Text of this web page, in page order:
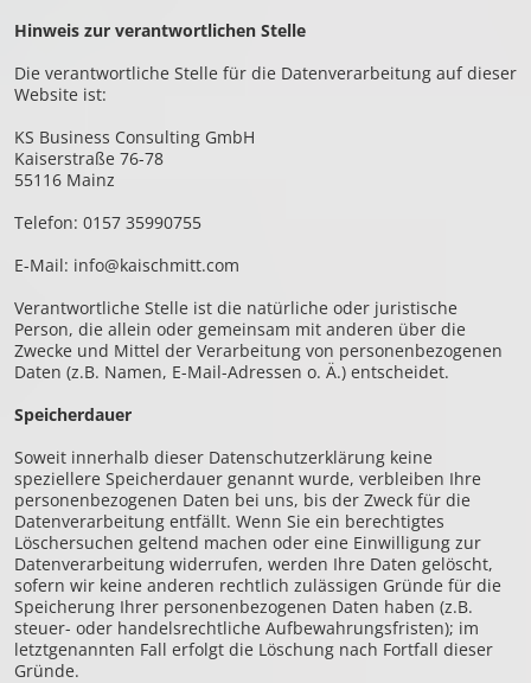
Hinweis zur verantwortlichen Stelle
Die verantwortliche Stelle für die Datenverarbeitung auf dieser
Website ist:
KS Business Consulting GmbH
Kaiserstraße 76-78
55116 Mainz
Telefon: 0157 35990755
E-Mail: info@kaischmitt.com
Verantwortliche Stelle ist die natürliche oder juristische
Person, die allein oder gemeinsam mit anderen über die
Zwecke und Mittel der Verarbeitung von personenbezogenen
Daten (z.B. Namen, E-Mail-Adressen o. Ä.) entscheidet.
Speicherdauer
Soweit innerhalb dieser Datenschutzerklärung keine
speziellere Speicherdauer genannt wurde, verbleiben Ihre
personenbezogenen Daten bei uns, bis der Zweck für die
Datenverarbeitung entfällt. Wenn Sie ein berechtigtes
Löschersuchen geltend machen oder eine Einwilligung zur
Datenverarbeitung widerrufen, werden Ihre Daten gelöscht,
sofern wir keine anderen rechtlich zulässigen Gründe für die
Speicherung Ihrer personenbezogenen Daten haben (z.B.
steuer- oder handelsrechtliche Aufbewahrungsfristen); im
letztgenannten Fall erfolgt die Löschung nach Fortfall dieser
Gründe.